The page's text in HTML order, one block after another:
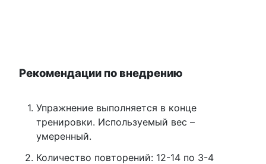
Рекомендации по внедрению
Упражнение выполняется в конце
тренировки. Используемый вес –
умеренный.
Количество повторений: 12-14 по 3-4